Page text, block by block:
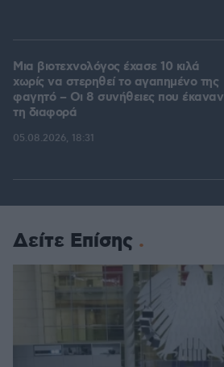
Μια βιοτεχνολόγος έχασε 10 κιλά
χωρίς να στερηθεί το αγαπημένο της
φαγητό – Οι 8 συνήθειες που έκαναν
τη διαφορά
05.08.2026, 18:31
Δείτε Επίσης